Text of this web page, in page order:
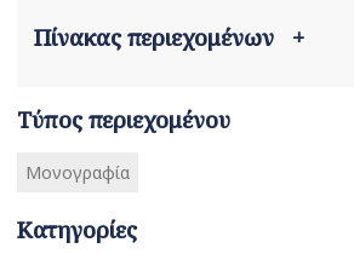
Πίνακας περιεχομένων +
Τύπος περιεχομένου
Μονογραφία
Κατηγορίες